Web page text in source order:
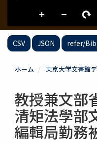
CSV JSON refer/
ホーム 東京大学文書館
教授兼文部
清矩法學部
編輯局勤務